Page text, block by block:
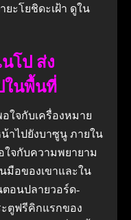
ะโยชิดะเฝ้า ดูใน
นโป ส่ง
ในพื้นที่
ใจกับเครื่องหมาย
าไปยังบาซูนู ภายใน
จกับความพยายาม
มือของเขาและใน
อนปลายวอร์ด-
ะตูฟรีคิกแรกของ